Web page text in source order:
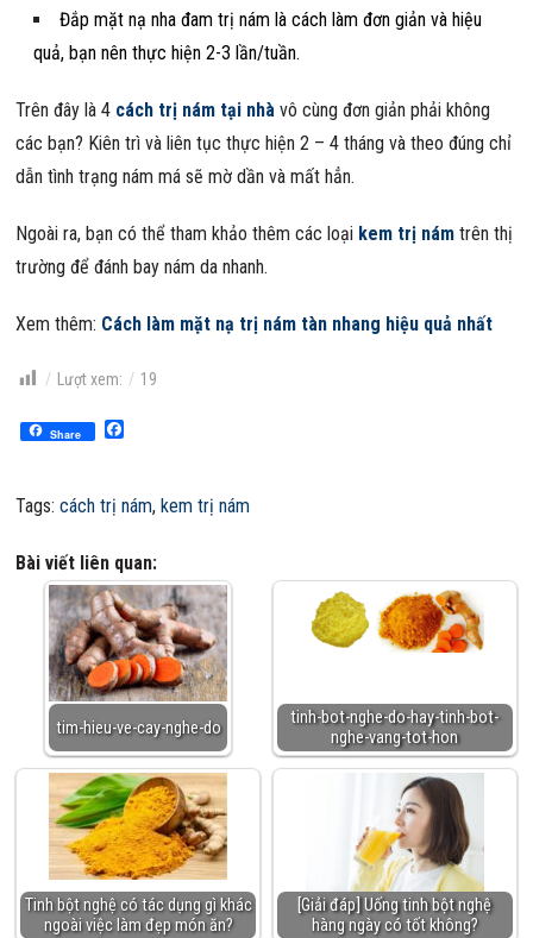
Đắp mặt nạ nha đam trị nám là cách làm đơn giản và hiệu
quả, bạn nên thực hiện 2-3 lần/tuần.
Trên đây là 4 cách trị nám tại nhà vô cùng đơn giản phải không
các bạn? Kiên trì và liên tục thực hiện 2 – 4 tháng và theo đúng chỉ
dẫn tình trạng nám má sẽ mờ dần và mất hẳn.
Ngoài ra, bạn có thể tham khảo thêm các loại kem trị nám trên thị
trường để đánh bay nám da nhanh.
Xem thêm: Cách làm mặt nạ trị nám tàn nhang hiệu quả nhất
Lượt xem: 19
Share
Tags:cách trị nám,kem trị nám
Bài viết liên quan:
tim-hieu-ve-cay-nghe-do
tinh-bot-nghe-do-hay-tinh-bot-
nghe-vang-tot-hon
Tinh bột nghệ có tác dụng gì khác
ngoài việc làm đẹp món ăn?
[Giải đáp] Uống tinh bột nghệ
hàng ngày có tốt không?